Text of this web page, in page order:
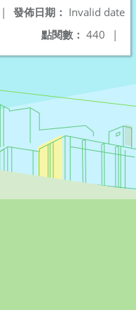
發佈日期： Invalid date
|
點閱數： 440 |